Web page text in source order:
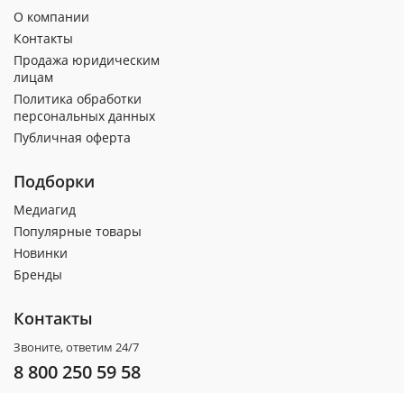
О компании
Контакты
Продажа юридическим
лицам
Политика обработки
персональных данных
Публичная оферта
Подборки
Медиагид
Популярные товары
Новинки
Бренды
Контакты
Звоните, ответим 24/7
8 800 250 59 58